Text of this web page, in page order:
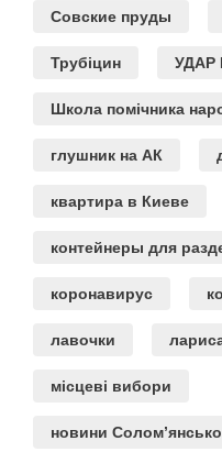
Совские пруды
Трубіцин УДАР
Школа помічника
глушник на АК
квартира в Киеве
контейнеры для
коронавирус
лавочки
місцеві вибори
новини